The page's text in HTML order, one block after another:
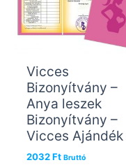
Vicces
Bizonyítvány –
Anya leszek
Bizonyítvány –
Vicces Ajándék
2032Ft Bruttó